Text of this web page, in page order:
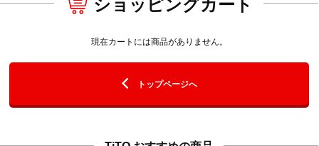
現在カートには商品がありません。
トップページへ